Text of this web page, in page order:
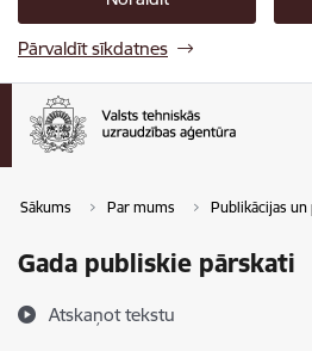
Pārvaldīt sīkdatnes
Sākums Par mums Publikācijas un
Gada publiskie pārskati
Atskaņot tekstu